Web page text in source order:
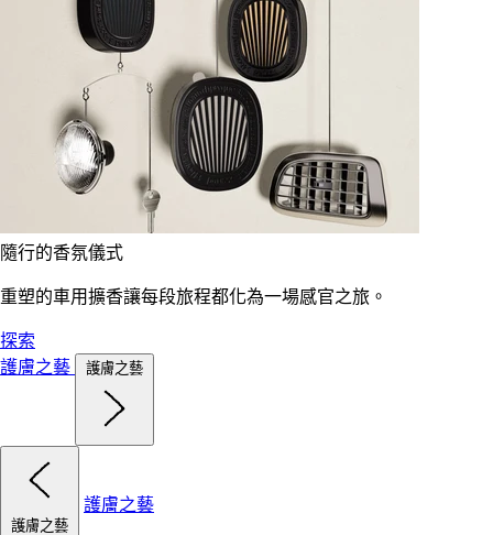
隨行的香氛儀式
重塑的車用擴香讓每段旅程都化為一場感官之旅。
探索
護膚之藝
護膚之藝
護膚之藝
護膚之藝